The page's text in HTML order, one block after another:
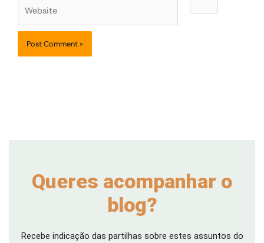
Queres acompanhar o
blog?
Recebe indicação das partilhas sobre estes assuntos do